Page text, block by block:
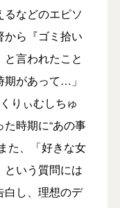
などのエピソ
から『ゴミ拾い
言われたこと
があって…」
りぃむしちゅ
時期に“あの事
た、「好きな女
いう質問には
白し、理想のデ